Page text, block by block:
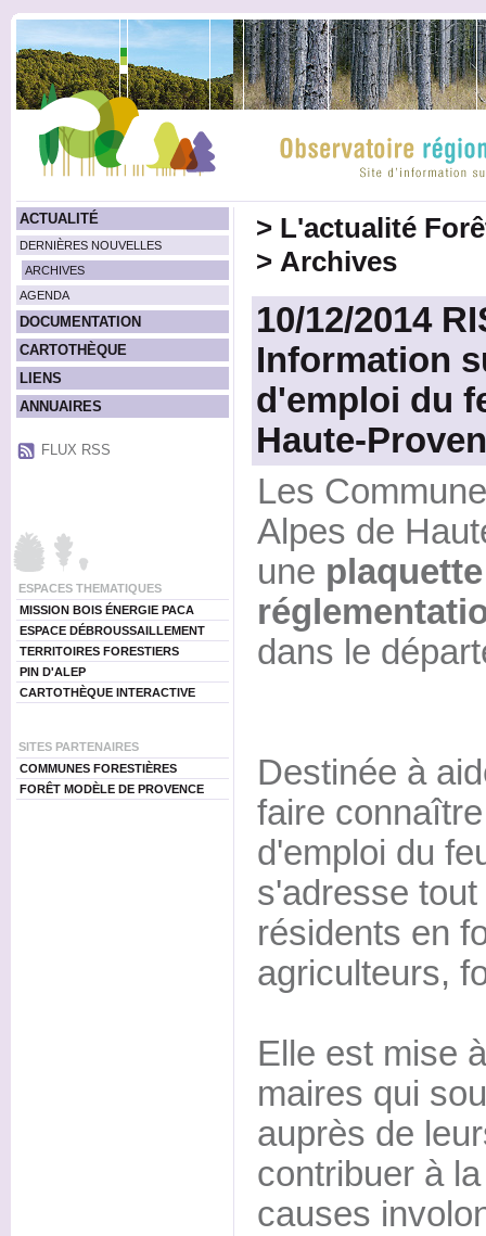
ACTUALITÉ
DERNIÈRES NOUVELLES
ARCHIVES
AGENDA
DOCUMENTATION
CARTOTHÈQUE
LIENS
ANNUAIRES
FLUX RSS
ESPACES THEMATIQUES
MISSION BOIS ÉNERGIE PACA
ESPACE DÉBROUSSAILLEMENT
TERRITOIRES FORESTIERS
PIN D'ALEP
CARTOTHÈQUE INTERACTIVE
SITES PARTENAIRES
COMMUNES FORESTIÈRES
FORÊT MODÈLE DE PROVENCE
> L'actualité
> Archives
10/12/2014
Information
d'emploi du
Haute-
Les
Alpes de
une
dans le
Destinée à
faire
d'emploi du
s'adresse
résidents en
agriculteurs,
Elle est mise
maires qui
auprès de
contribuer à
causes